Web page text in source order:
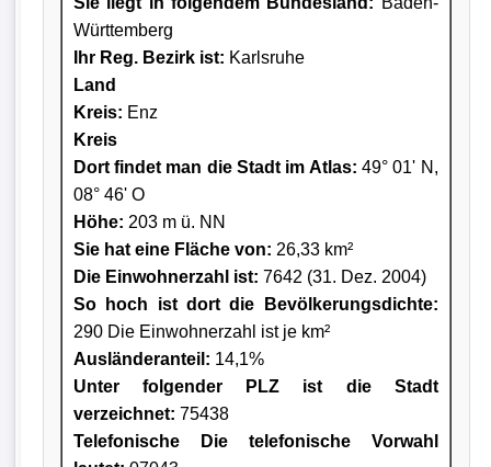
Württemberg
Ihr Reg. Bezirk ist: Karlsruhe
Land
Kreis: Enz
Kreis
Dort findet man die Stadt im Atlas: 49° 01' N,
08° 46' O
Höhe: 203 m ü. NN
Sie hat eine Fläche von: 26,33 km²
Die Einwohnerzahl ist: 7642 (31. Dez. 2004)
So hoch ist dort die Bevölkerungsdichte:
290 Die Einwohnerzahl ist je km²
Ausländeranteil: 14,1%
Unter folgender PLZ ist die Stadt
verzeichnet: 75438
Telefonische Die telefonische Vorwahl